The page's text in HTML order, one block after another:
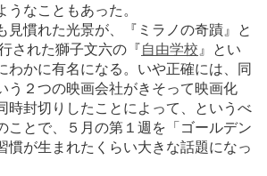
なこともあった。
慣れた光景が、『ミラノの奇蹟』と
された獅子文六の『自由学校 』とい
わかに有名になる。いや正確には、同
う２つの映画会社がきそって映画化
時封切りしたことによって、というべ
ことで、５月の第１週を「ゴールデン
慣が生まれたくらい大きな話題になっ